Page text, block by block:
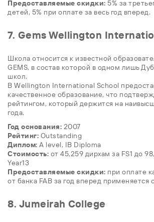
Предоставляемые скидки: 5% за
детей, 5% при оплате за весь год вперед.
7. Gems Wellington
Школа относится к известной
GEMS, в состав которой в одном лишь
школ.
В Wellington International School
качественное образование, что
рейтингом, который держится на
года.
Год основания: 2007
Рейтинг: Outstanding
Диплом: A level, IB Diploma
Стоимость: от 45,259 дирхам за FS1 до
Year13
Предоставляемые скидки: при оплате
от банка FAB за год вперед применяется
8. Jumeirah College